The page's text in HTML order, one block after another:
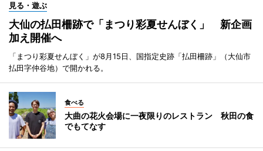
見る・遊ぶ
大仙の払田柵跡で「まつり彩夏せんぼく」 新企画
加え開催へ
「まつり彩夏せんぼく」が8月15日、国指定史跡「払田柵跡」（大仙市
払田字仲谷地）で開かれる。
食べる
大曲の花火会場に一夜限りのレストラン 秋田の食
でもてなす